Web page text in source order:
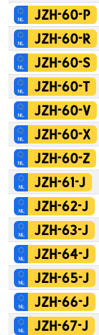
JZH-60-P
JZH-60-R
JZH-60-S
JZH-60-T
JZH-60-V
JZH-60-X
JZH-60-Z
JZH-61-J
JZH-62-J
JZH-63-J
JZH-64-J
JZH-65-J
JZH-66-J
JZH-67-J